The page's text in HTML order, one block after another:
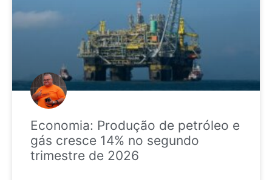
Economia: Produção de petróleo e
gás cresce 14% no segundo
trimestre de 2026